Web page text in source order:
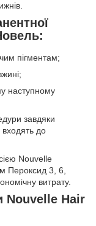
пігментам;
наступному
завдяки
до
Nouvelle
Пероксид 3, 6,
витрату.
Nouvelle Hair